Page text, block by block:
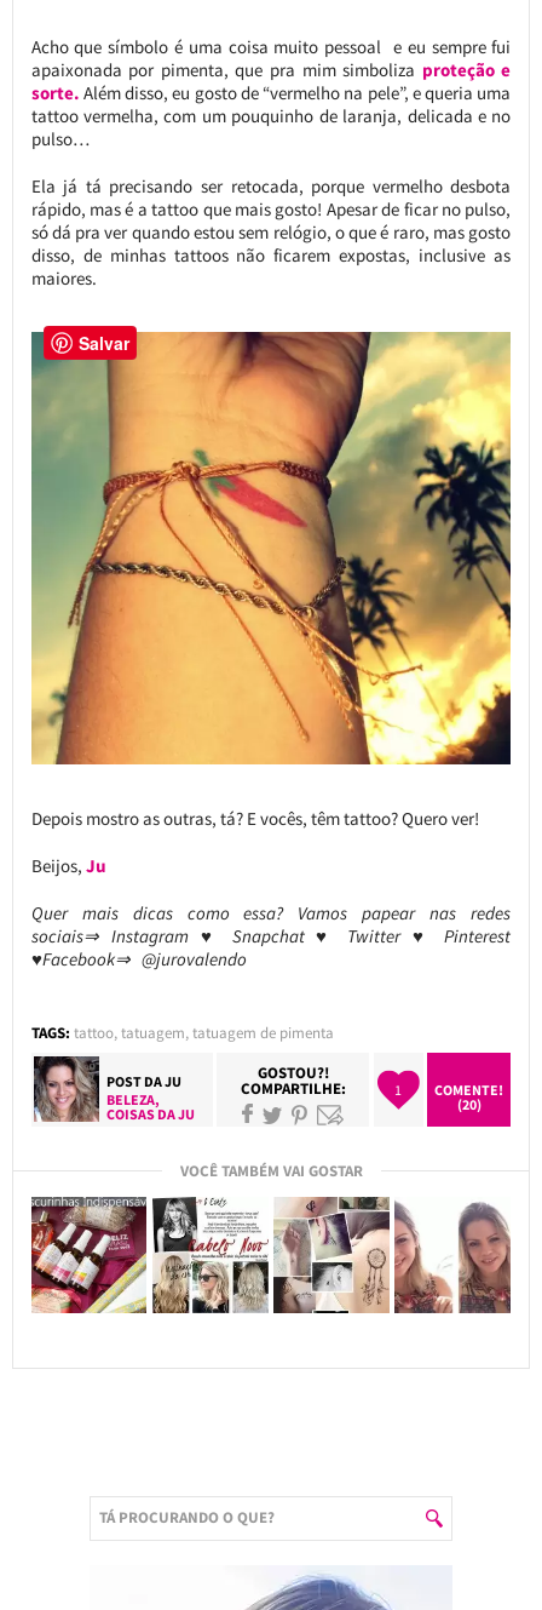
Acho que símbolo é uma coisa muito pessoal e eu sempre fui
apaixonada por pimenta, que pra mim simboliza proteção e
sorte. Além disso, eu gosto de “vermelho na pele”, e queria uma
tattoo vermelha, com um pouquinho de laranja, delicada e no
pulso…
Ela já tá precisando ser retocada, porque vermelho desbota
rápido, mas é a tattoo que mais gosto! Apesar de ficar no pulso,
só dá pra ver quando estou sem relógio, o que é raro, mas gosto
disso, de minhas tattoos não ficarem expostas, inclusive as
maiores.
Depois mostro as outras, tá? E vocês, têm tattoo? Quero ver!
Beijos, Ju
Quer mais dicas como essa? Vamos papear nas redes
sociais⇒ Instagram ♥ Snapchat ♥ Twitter ♥ Pinterest
♥Facebook⇒ @jurovalendo
TAGS: tattoo,tatuagem,tatuagem de pimenta
POST DAJU
BELEZA,
COISAS DA JU
GOSTOU?!
COMPARTILHE: 1
COMENTE!
(20)
VOCÊ TAMBÉM VAI GOSTAR
Salvar